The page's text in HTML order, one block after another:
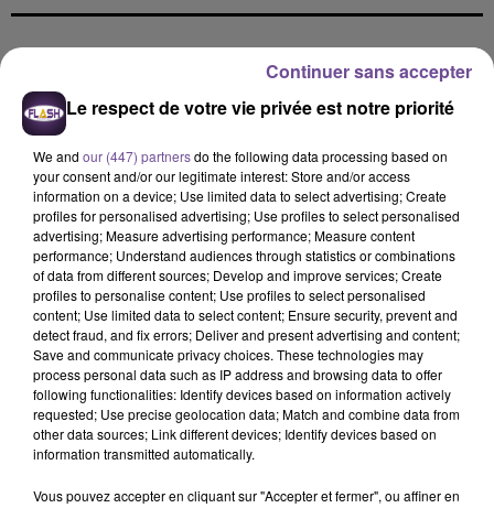
8h09
8h09
Rag'N'Bone Man
Human
8h04
8h04
TEDDY SWIMS
Mr Know It All
7h55
7h55
SAM SMITH
Stay With Me
7h51
7h51 7h46
7h46 7h43
7h43
Le respect de votre vie privée est notre priorité
We and our (447) partnersdo the following data processing based on
your consent and/or our legitimate interest: Store and/or access
information on a device; Use limited data to select advertising; Create
profiles for personalised advertising; Use profiles to select personalised
advertising; Measure advertising performance; Measure content
performance; Understand audiences through statistics or combinations
of data from different sources; Develop and improve services; Create
profiles to personalise content; Use profiles to select personalised
content; Use limited data to select content; Ensure security, prevent and
detect fraud, and fix errors; Deliver and present advertising and content;
Save and communicate privacy choices. These technologies may
process personal data such as IP address and browsing data to offer
following functionalities: Identify devices based on information actively
requested; Use precise geolocation data; Match and combine data from
other data sources; Link different devices; Identify devices based on
information transmitted automatically.
Vous pouvez accepter en cliquant sur "Accepter et fermer", ou affiner en
Continuer sans accepter